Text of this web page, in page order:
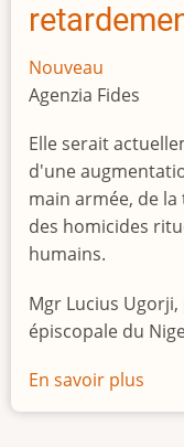
Nouveau
Agenzia Fides
Elle serait
d'une
main armée, de
des homicides
humains.
Mgr Lucius
épiscopale du
En savoir plus
Le